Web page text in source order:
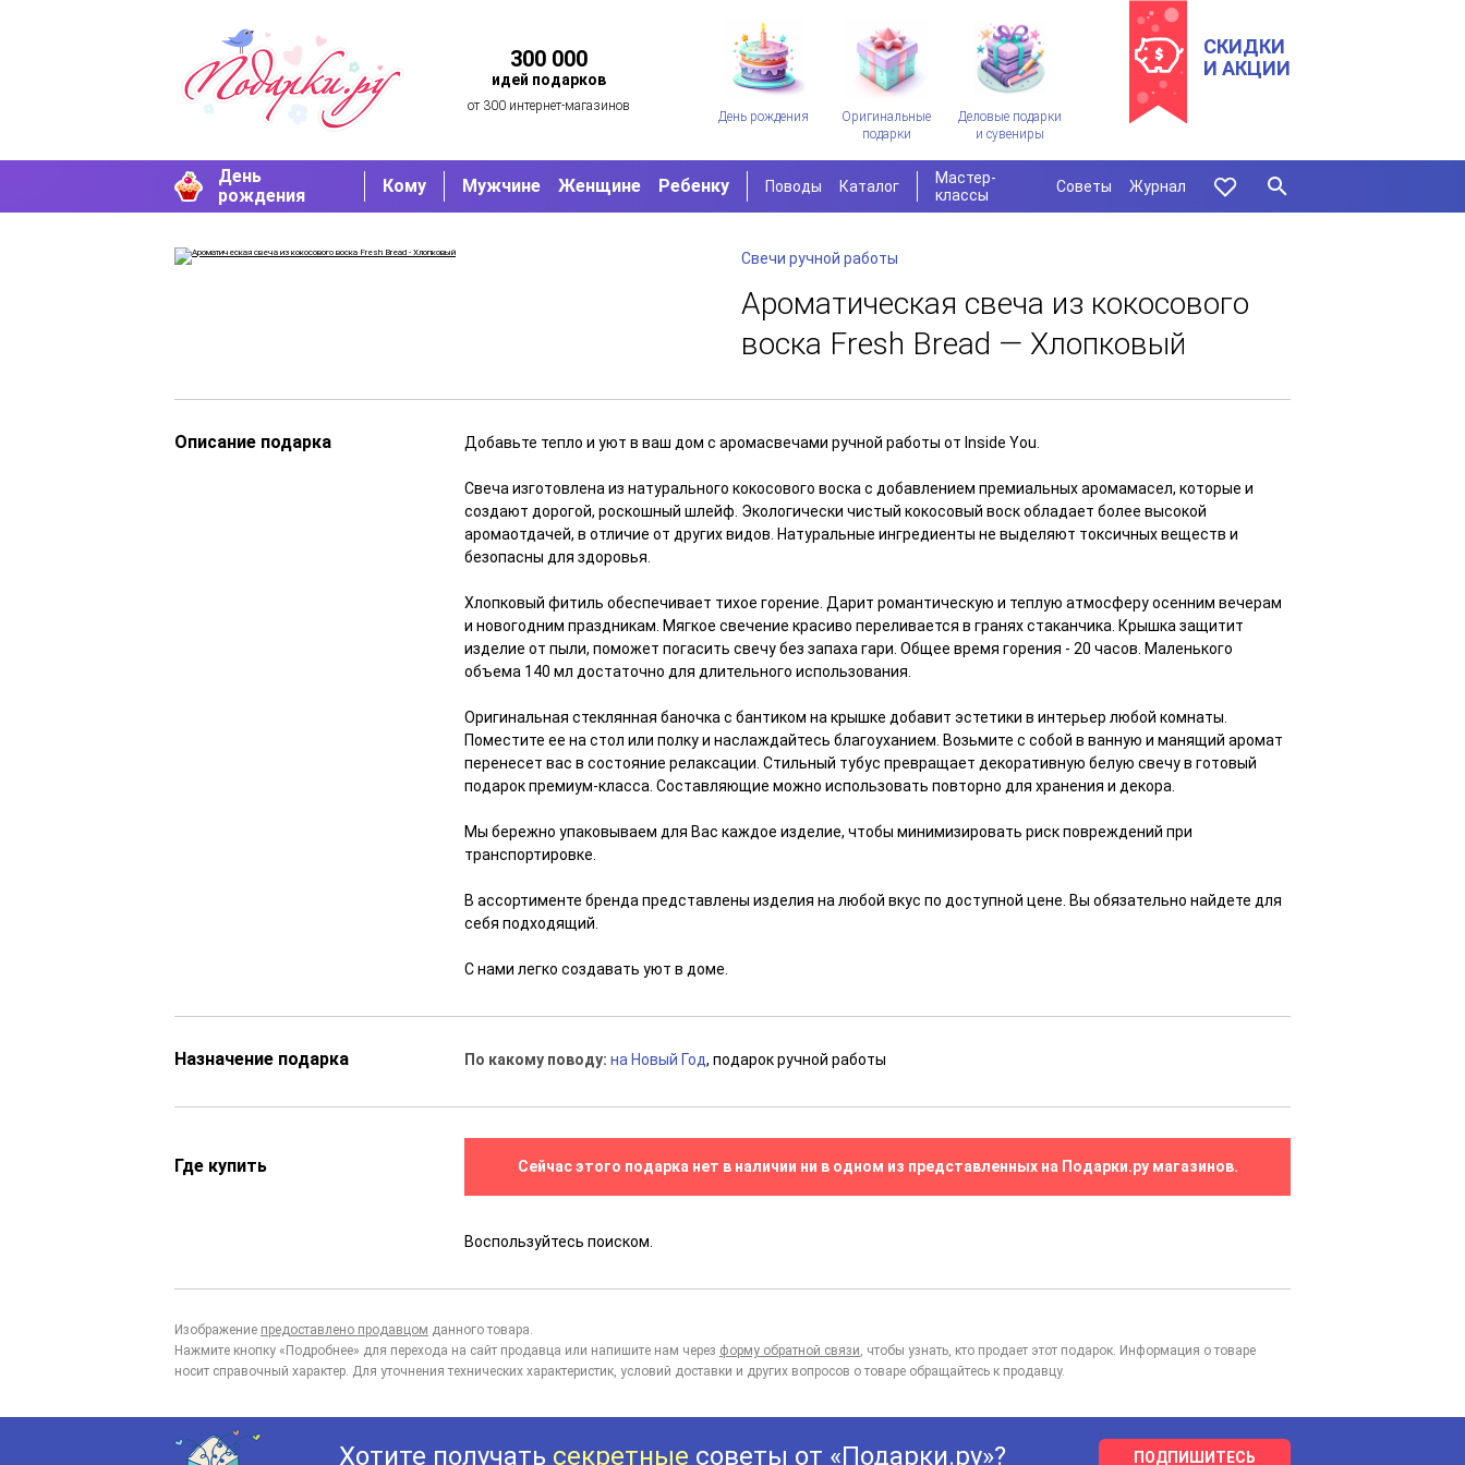
300 000
идей подарков
от 300 интернет-магазинов
День рождения
Оригинальные
подарки
Деловые подарки
и сувениры
СКИДКИ
И АКЦИИ
День
рождения
Кому Мужчине Женщине Ребенку Поводы Каталог
Мастер-
классы
Советы Журнал
Свечи ручной работы
Ароматическая свеча из кокосового
воска Fresh Bread — Хлопковый
Описание подарка Добавьте тепло и уют в ваш дом с аромасвечами ручной работы от Inside You.
Свеча изготовлена из натурального кокосового воска с добавлением премиальных аромамасел, которые и
создают дорогой, роскошный шлейф. Экологически чистый кокосовый воск обладает более высокой
аромаотдачей, в отличие от других видов. Натуральные ингредиенты не выделяют токсичных веществ и
безопасны для здоровья.
Хлопковый фитиль обеспечивает тихое горение. Дарит романтическую и теплую атмосферу осенним вечерам
и новогодним праздникам. Мягкое свечение красиво переливается в гранях стаканчика. Крышка защитит
изделие от пыли, поможет погасить свечу без запаха гари. Общее время горения - 20 часов. Маленького
объема 140 мл достаточно для длительного использования.
Оригинальная стеклянная баночка с бантиком на крышке добавит эстетики в интерьер любой комнаты.
Поместите ее на стол или полку и наслаждайтесь благоуханием. Возьмите с собой в ванную и манящий аромат
перенесет вас в состояние релаксации. Стильный тубус превращает декоративную белую свечу в готовый
подарок премиум-класса. Составляющие можно использовать повторно для хранения и декора.
Мы бережно упаковываем для Вас каждое изделие, чтобы минимизировать риск повреждений при
транспортировке.
В ассортименте бренда представлены изделия на любой вкус по доступной цене. Вы обязательно найдете для
себя подходящий.
С нами легко создавать уют в доме.
Назначение подарка По какому поводу:на Новый Год, подарок ручной работы
Где купить Сейчас этого подарка нет в наличии ни в одном из представленных на Подарки.ру магазинов.
Воспользуйтесь поиском.
Изображение предоставлено продавцом данного товара.
Нажмите кнопку «Подробнее» для перехода на сайт продавца или напишите нам через форму обратной связи, чтобы узнать, кто продает этот подарок. Информация о товаре
носит справочный характер. Для уточнения технических характеристик, условий доставки и других вопросов о товаре обращайтесь к продавцу.
Хотите получать секретные советы от «Подарки.ру»? ПОДПИШИТЕСЬ